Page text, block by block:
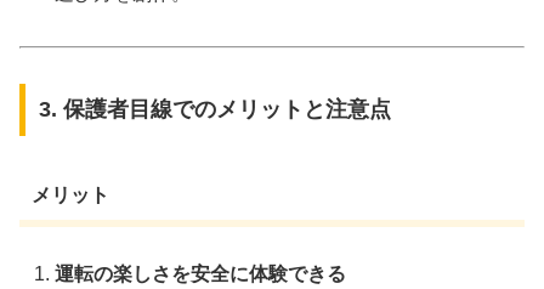
3. 保護者目線でのメリットと注意点
メリット
運転の楽しさを安全に体験できる